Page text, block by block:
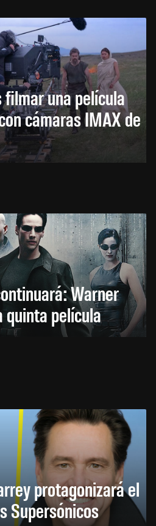
filmar una película
cámaras IMAX de
Warner
quinta película
protagonizará el
Supersónicos